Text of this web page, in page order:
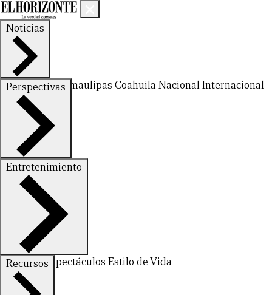
Noticias
Nuevo LeónTamaulipas Coahuila NacionalInternacional
Perspectivas
FinanzasOpinión
Entretenimiento
DeportesEspectáculos Estilo de Vida
Recursos